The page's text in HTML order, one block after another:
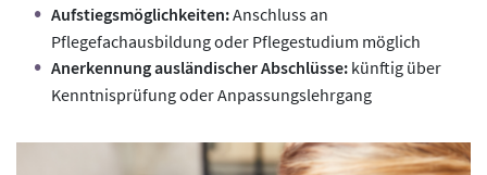
Aufstiegsmöglichkeiten:Anschluss an
Pflegefachausbildung oder Pflegestudium möglich
Anerkennung ausländischer Abschlüsse: künftig über
Kenntnisprüfung oder Anpassungslehrgang